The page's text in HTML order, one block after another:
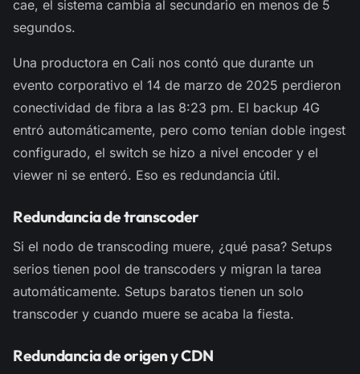
cae, el sistema cambia al secundario en menos de 5
segundos.
Una productora en Cali nos contó que durante un
evento corporativo el 14 de marzo de 2025 perdieron
conectividad de fibra a las 8:23 pm. El backup 4G
entró automáticamente, pero como tenían doble ingest
configurado, el switch se hizo a nivel encoder y el
viewer ni se enteró. Eso es redundancia útil.
Redundancia de transcoder
Si el nodo de transcoding muere, ¿qué pasa? Setups
serios tienen pool de transcoders y migran la tarea
automáticamente. Setups baratos tienen un solo
transcoder y cuando muere se acaba la fiesta.
Redundancia de origen y CDN